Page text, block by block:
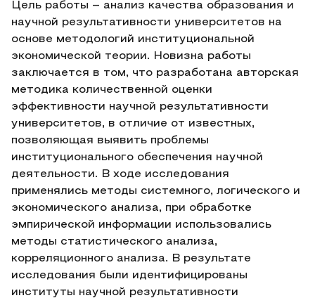
Цель работы – анализ качества образования и
научной результативности университетов на
основе методологий институциональной
экономической теории. Новизна работы
заключается в том, что разработана авторская
методика количественной оценки
эффективности научной результативности
университетов, в отличие от известных,
позволяющая выявить проблемы
институционального обеспечения научной
деятельности. В ходе исследования
применялись методы системного, логического и
экономического анализа, при обработке
эмпирической информации использовались
методы статистического анализа,
корреляционного анализа. В результате
исследования были идентифицированы
институты научной результативности